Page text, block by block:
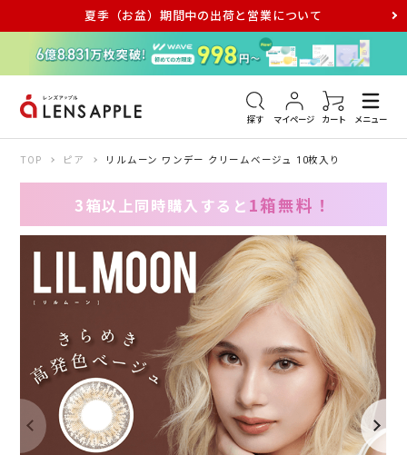
夏季（お盆）期間中の出荷と営業について
探す マイページ カート メニュー
アキュビュー メダリスト メガネ
TOP ピア リルムーン ワンデー クリームベージュ 10枚入り
3箱以上同時購入すると 1箱無料！